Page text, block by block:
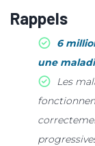
Rappels
6
une
Les